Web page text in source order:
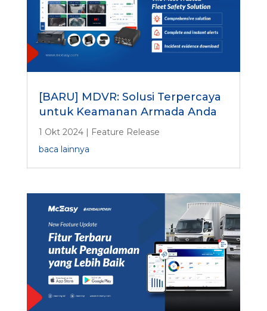
[BARU] MDVR: Solusi Terpercaya
untuk Keamanan Armada Anda
1 Okt 2024|
Feature Release
baca lainnya